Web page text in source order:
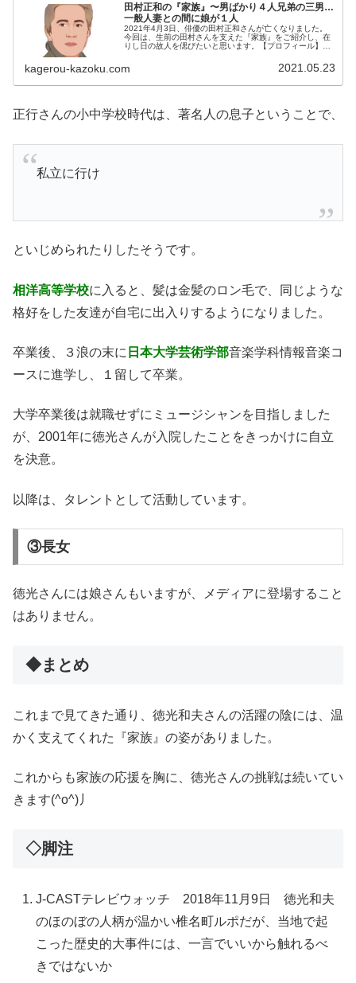
田村正和の『家族』〜男ばかり４人兄弟の三男…
一般人妻との間に娘が１人
2021年4月3日、俳優の田村正和さんが亡くなりました。
今回は、生前の田村さんを支えた『家族』をご紹介し、在
りし日の故人を偲びたいと思います。【プロフィール】名
kagerou-kazoku.com 2021.05.23
正行さんの小中学校時代は、著名人の息子ということで、
私立に行け
といじめられたりしたそうです。
相洋高等学校に入ると、髪は金髪のロン毛で、同じような
格好をした友達が自宅に出入りするようになりました。
卒業後、３浪の末に 日本大学芸術学部音楽学科情報音楽コ
ースに進学し、１留して卒業。
大学卒業後は就職せずにミュージシャンを目指しました
が、2001年に徳光さんが入院したことをきっかけに自立
を決意。
以降は、タレントとして活動しています。
③長女
徳光さんには娘さんもいますが、メディアに登場すること
はありません。
◆まとめ
これまで見てきた通り、徳光和夫さんの活躍の陰には、温
かく支えてくれた『家族』の姿がありました。
これからも家族の応援を胸に、徳光さんの挑戦は続いてい
きます(^o^)丿
◇脚注
J-CASTテレビウォッチ 2018年11月9日 徳光和夫
のほのぼの人柄が温かい椎名町ルポだが、当地で起
こった歴史的大事件には、一言でいいから触れるべ
きではないか